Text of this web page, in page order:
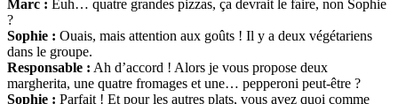
Marc : Euh… quatre grandes pizzas, ça devrait le faire, non Sophie
?
Sophie : Ouais, mais attention aux goûts ! Il y a deux végétariens
dans le groupe.
Responsable : Ah d’accord ! Alors je vous propose deux
margherita, une quatre fromages et une… pepperoni peut-être ?
Sophie : Parfait ! Et pour les autres plats, vous avez quoi comme